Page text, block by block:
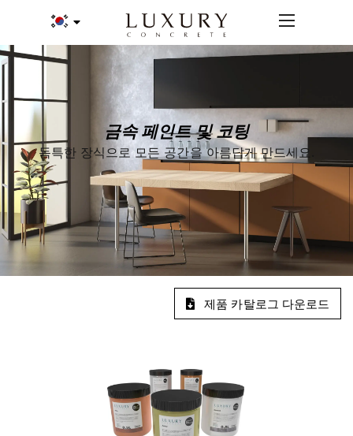
금속 페인트 및 코팅
독특한 장식으로 모든 공간을 아름답게 만드세요.
제품 카탈로그 다운로드